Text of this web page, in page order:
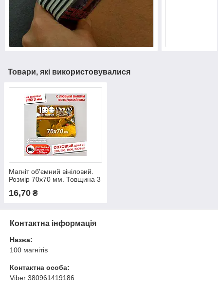
Товари, які використовувалися
Магніт об'ємний вініловий.
Розмір 70х70 мм. Товщина 3
16,70 ₴
Контактна інформація
Назва:
100 магнітів
Контактна особа:
Viber 380961419186